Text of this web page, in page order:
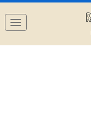
Navigation